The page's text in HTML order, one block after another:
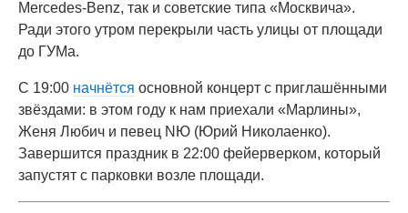
Mercedes-Benz, так и советские типа «Москвича».
Ради этого утром перекрыли часть улицы от площади
до ГУМа.
С 19:00 начнётся основной концерт с приглашёнными
звёздами: в этом году к нам приехали «Марлины»,
Женя Любич и певец NЮ (Юрий Николаенко).
Завершится праздник в 22:00 фейерверком, который
запустят с парковки возле площади.